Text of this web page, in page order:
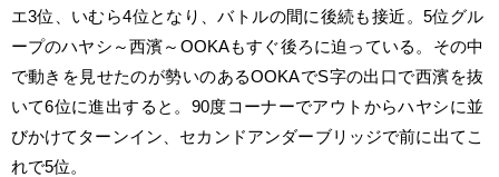
エ3位、いむら4位となり、バトルの間に後続も接近。5位グル
ープのハヤシ～西濱～OOKAもすぐ後ろに迫っている。その中
で動きを見せたのが勢いのあるOOKAでS字の出口で西濱を抜
いて6位に進出すると。90度コーナーでアウトからハヤシに並
びかけてターンイン、セカンドアンダーブリッジで前に出てこ
れで5位。